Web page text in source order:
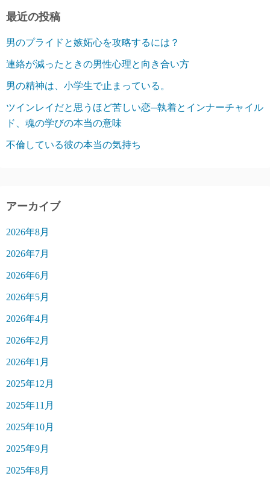
最近の投稿
男のプライドと嫉妬心を攻略するには？
連絡が減ったときの男性心理と向き合い方
男の精神は、小学生で止まっている。
ツインレイだと思うほど苦しい恋─執着とインナーチャイル
ド、魂の学びの本当の意味
不倫している彼の本当の気持ち
アーカイブ
2026年8月
2026年7月
2026年6月
2026年5月
2026年4月
2026年2月
2026年1月
2025年12月
2025年11月
2025年10月
2025年9月
2025年8月